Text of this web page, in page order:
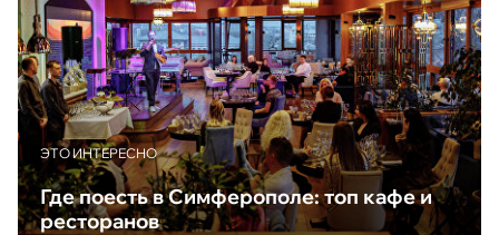
ЭТО ИНТЕРЕСНО
Где поесть в Симферополе: топ кафе и
ресторанов